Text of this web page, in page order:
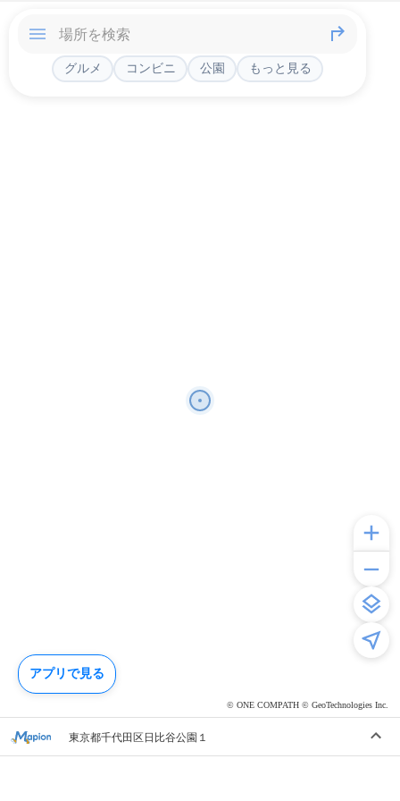
© ONE COMPATH © GeoTechnologies Inc.
グルメ コンビニ 公園 もっと見る
東京都千代田区日比谷公園１
アプリで見る